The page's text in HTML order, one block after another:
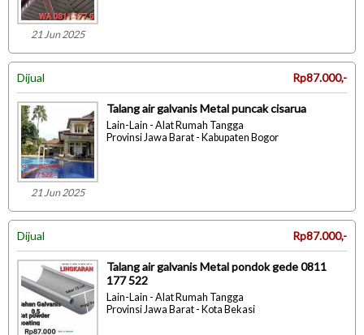
21 Jun 2025
Dijual Rp87.000,-
21 Jun 2025
Talang air galvanis Metal puncak cisarua
Lain-Lain - Alat Rumah Tangga
Provinsi Jawa Barat - Kabupaten Bogor
Dijual Rp87.000,-
Talang air galvanis Metal pondok gede 0811
177 522
Lain-Lain - Alat Rumah Tangga
Provinsi Jawa Barat - Kota Bekasi